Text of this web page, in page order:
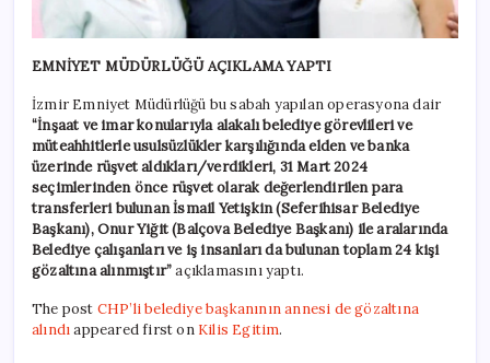
EMNİYET MÜDÜRLÜĞÜ AÇIKLAMA YAPTI
İzmir Emniyet Müdürlüğü bu sabah yapılan operasyona dair
“İnşaat ve imar konularıyla alakalı belediye görevlileri ve
müteahhitlerle usulsüzlükler karşılığında elden ve banka
üzerinde rüşvet aldıkları/verdikleri, 31 Mart 2024
seçimlerinden önce rüşvet olarak değerlendirilen para
transferleri bulunan İsmail Yetişkin (Seferihisar Belediye
Başkanı), Onur Yiğit (Balçova Belediye Başkanı) ile aralarında
Belediye çalışanları ve iş insanları da bulunan toplam 24 kişi
gözaltına alınmıştır”açıklamasını yaptı.
The post CHP’li belediye başkanının annesi de gözaltına
alındıappeared first on Kilis Egitim.